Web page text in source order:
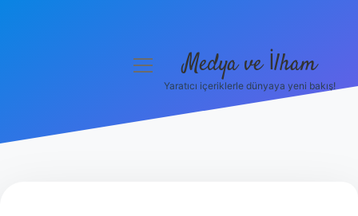
menüyüMedya ve İlham
Yaratıcı içeriklerle dünyaya yeni bakış!